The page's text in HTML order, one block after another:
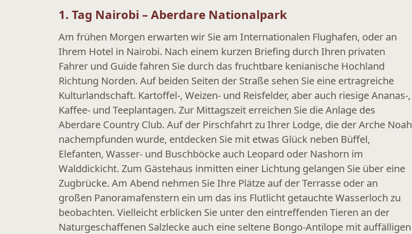
1. Tag Nairobi – Aberdare Nationalpark
Am frühen Morgen erwarten wir Sie am Internationalen Flughafen, oder an
Ihrem Hotel in Nairobi. Nach einem kurzen Briefing durch Ihren privaten
Fahrer und Guide fahren Sie durch das fruchtbare kenianische Hochland
Richtung Norden. Auf beiden Seiten der Straße sehen Sie eine ertragreiche
Kulturlandschaft. Kartoffel-, Weizen- und Reisfelder, aber auch riesige Ananas-,
Kaffee- und Teeplantagen. Zur Mittagszeit erreichen Sie die Anlage des
Aberdare Country Club. Auf der Pirschfahrt zu Ihrer Lodge, die der Arche Noah
nachempfunden wurde, entdecken Sie mit etwas Glück neben Büffel,
Elefanten, Wasser- und Buschböcke auch Leopard oder Nashorn im
Walddickicht. Zum Gästehaus inmitten einer Lichtung gelangen Sie über eine
Zugbrücke. Am Abend nehmen Sie Ihre Plätze auf der Terrasse oder an
großen Panoramafenstern ein um das ins Flutlicht getauchte Wasserloch zu
beobachten. Vielleicht erblicken Sie unter den eintreffenden Tieren an der
Naturgeschaffenen Salzlecke auch eine seltene Bongo-Antilope mit auffälligen